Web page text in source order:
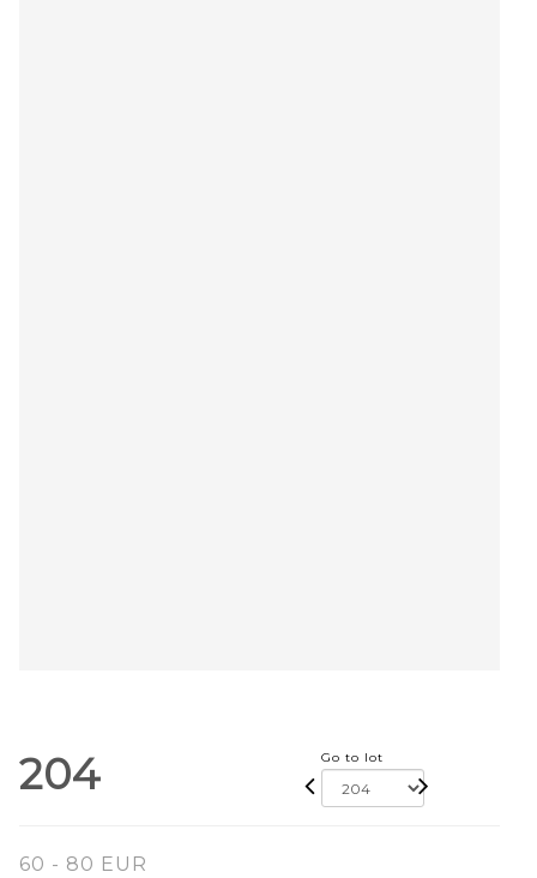
204 Go to lot
60 - 80 EUR